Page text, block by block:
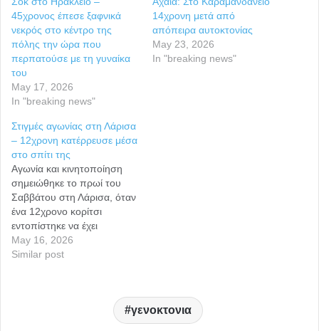
45χρονος έπεσε ξαφνικά
νεκρός στο κέντρο της
πόλης την ώρα που
περπατούσε με τη γυναίκα
του
May 17, 2026
In "breaking news"
14χρονη μετά από
απόπειρα αυτοκτονίας
May 23, 2026
In "breaking news"
Στιγμές αγωνίας στη Λάρισα
– 12χρονη κατέρρευσε μέσα
στο σπίτι της
Αγωνία και κινητοποίηση
σημειώθηκε το πρωί του
Σαββάτου στη Λάρισα, όταν
ένα 12χρονο κορίτσι
εντοπίστηκε να έχει
καταρρεύσει μέσα στο σπίτι
του. Το περιστατικό συνέβη
άμεσα το ΕΚΑΒ. Μέσα σε
μόλις λίγα λεπτά έφτασε στο
May 16, 2026
Similar post
γενοκτονια